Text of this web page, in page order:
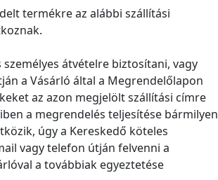
termékre az alábbi szállítási
átvételre biztosítani, vagy
a Vásárló által a Megrendelőlapon
az azon megjelölt szállítási címre
a megrendelés teljesítése bármilyen
úgy a Kereskedő köteles
vagy telefon útján felvenni a
a továbbiak egyeztetése